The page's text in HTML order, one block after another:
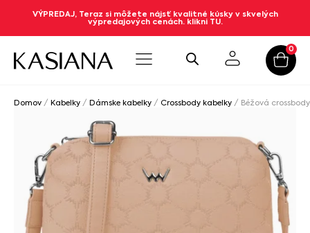
VÝPREDAJ, Teraz si môžete nájsť kvalitné kúsky v skvelých
výpredajových cenách. klikni TU.
0
Domov / Kabelky / Dámske kabelky / Crossbody kabelky / Béžová